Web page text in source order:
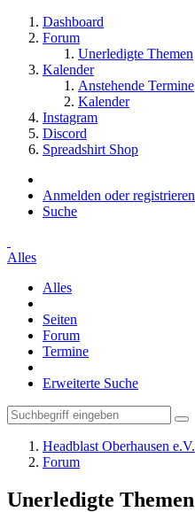
Dashboard
Forum
Unerledigte Themen
Kalender
Anstehende Termine
Kalender
Instagram
Discord
Spreadshirt Shop
Anmelden oder registrieren
Suche
Alles
Alles
Seiten
Forum
Termine
Erweiterte Suche
Headblast Oberhausen e.V.
Forum
Unerledigte Themen